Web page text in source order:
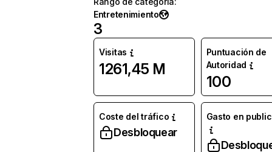
Entretenimiento
3
Visitas
1261,45 M
Puntuación de
Autoridad
100
Coste del tráfico
Desbloquear
Gasto en